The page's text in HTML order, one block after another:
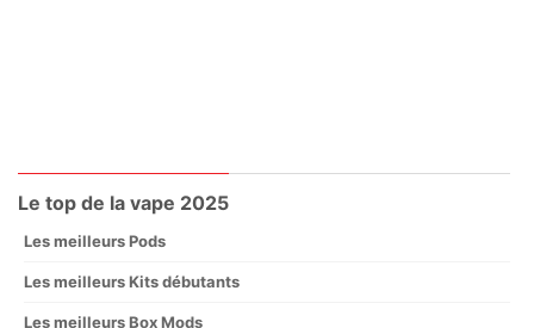
Le top de la vape 2025
Les meilleurs Pods
Les meilleurs Kits débutants
Les meilleurs Box Mods